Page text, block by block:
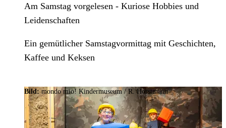
Am Samstag vorgelesen - Kuriose Hobbies und
Leidenschaften
Ein gemütlicher Samstagvormittag mit Geschichten,
Kaffee und Keksen
Bild:mondo mio! Kindermuseum / R. Horstmann